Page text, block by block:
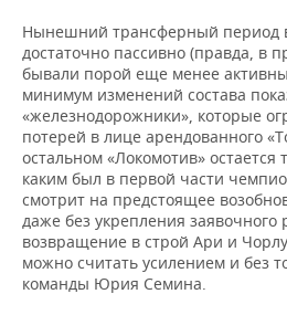
Нынешний трансферный период
достаточно пассивно (правда, в
бывали порой еще менее
минимум изменений состава
«железнодорожники», которые
потерей в лице арендованного
остальном «Локомотив»
каким был в первой части
смотрит на предстоящее
даже без укрепления заявочного
возвращение в строй Ари и
можно считать усилением и без
команды Юрия Семина.